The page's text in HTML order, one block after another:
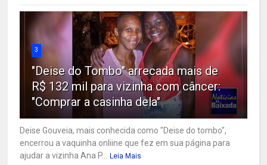
3
"Deise do Tombo" arrecada mais de
R$ 132 mil para vizinha com câncer:
"Comprar a casinha dela"
Deise Gouveia, mais conhecida como "Deise do tombo",
encerrou a vaquinha onliine que fez em sua página para
ajudar a vizinha Ana P... Leia Mais